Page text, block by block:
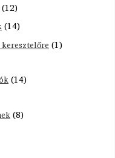
(12)
(14)
(1)
(14)
(8)